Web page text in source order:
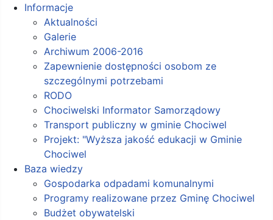
Informacje
Aktualności
Galerie
Archiwum 2006-2016
Zapewnienie dostępności osobom ze
szczególnymi potrzebami
RODO
Chociwelski Informator Samorządowy
Transport publiczny w gminie Chociwel
Projekt: "Wyższa jakość edukacji w Gminie
Chociwel
Baza wiedzy
Gospodarka odpadami komunalnymi
Programy realizowane przez Gminę Chociwel
Budżet obywatelski